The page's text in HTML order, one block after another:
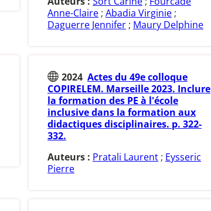
Anne-Claire ; Abadia Virginie ;
Daguerre Jennifer ; Maury Delphine
2024 Actes du 49e colloque
COPIRELEM. Marseille 2023. Inclure
la formation des PE à l'école
inclusive dans la formation aux
didactiques disciplinaires. p. 322-
332.
Auteurs : Pratali Laurent ; Eysseric
Pierre